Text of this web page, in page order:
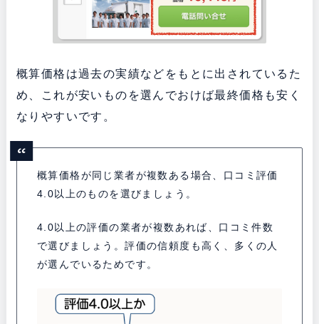
概算価格は過去の実績などをもとに出されているた
め、これが安いものを選んでおけば最終価格も安く
なりやすいです。
概算価格が同じ業者が複数ある場合、口コミ評価
4.0以上のものを選びましょう。
4.0以上の評価の業者が複数あれば、口コミ件数
で選びましょう。評価の信頼度も高く、多くの人
が選んでいるためです。